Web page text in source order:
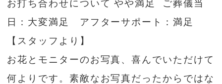
お打ち合わせについて やや満足 ご葬儀当
日：大変満足 アフターサポート：満足
【スタッフより】
お花とモニターのお写真、喜んでいただけて
何よりです。素敵なお写真だったからではな